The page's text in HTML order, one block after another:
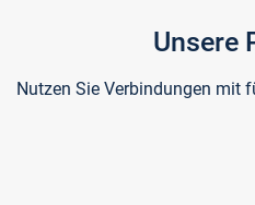
Unsere
Nutzen Sie Verbindungen mit